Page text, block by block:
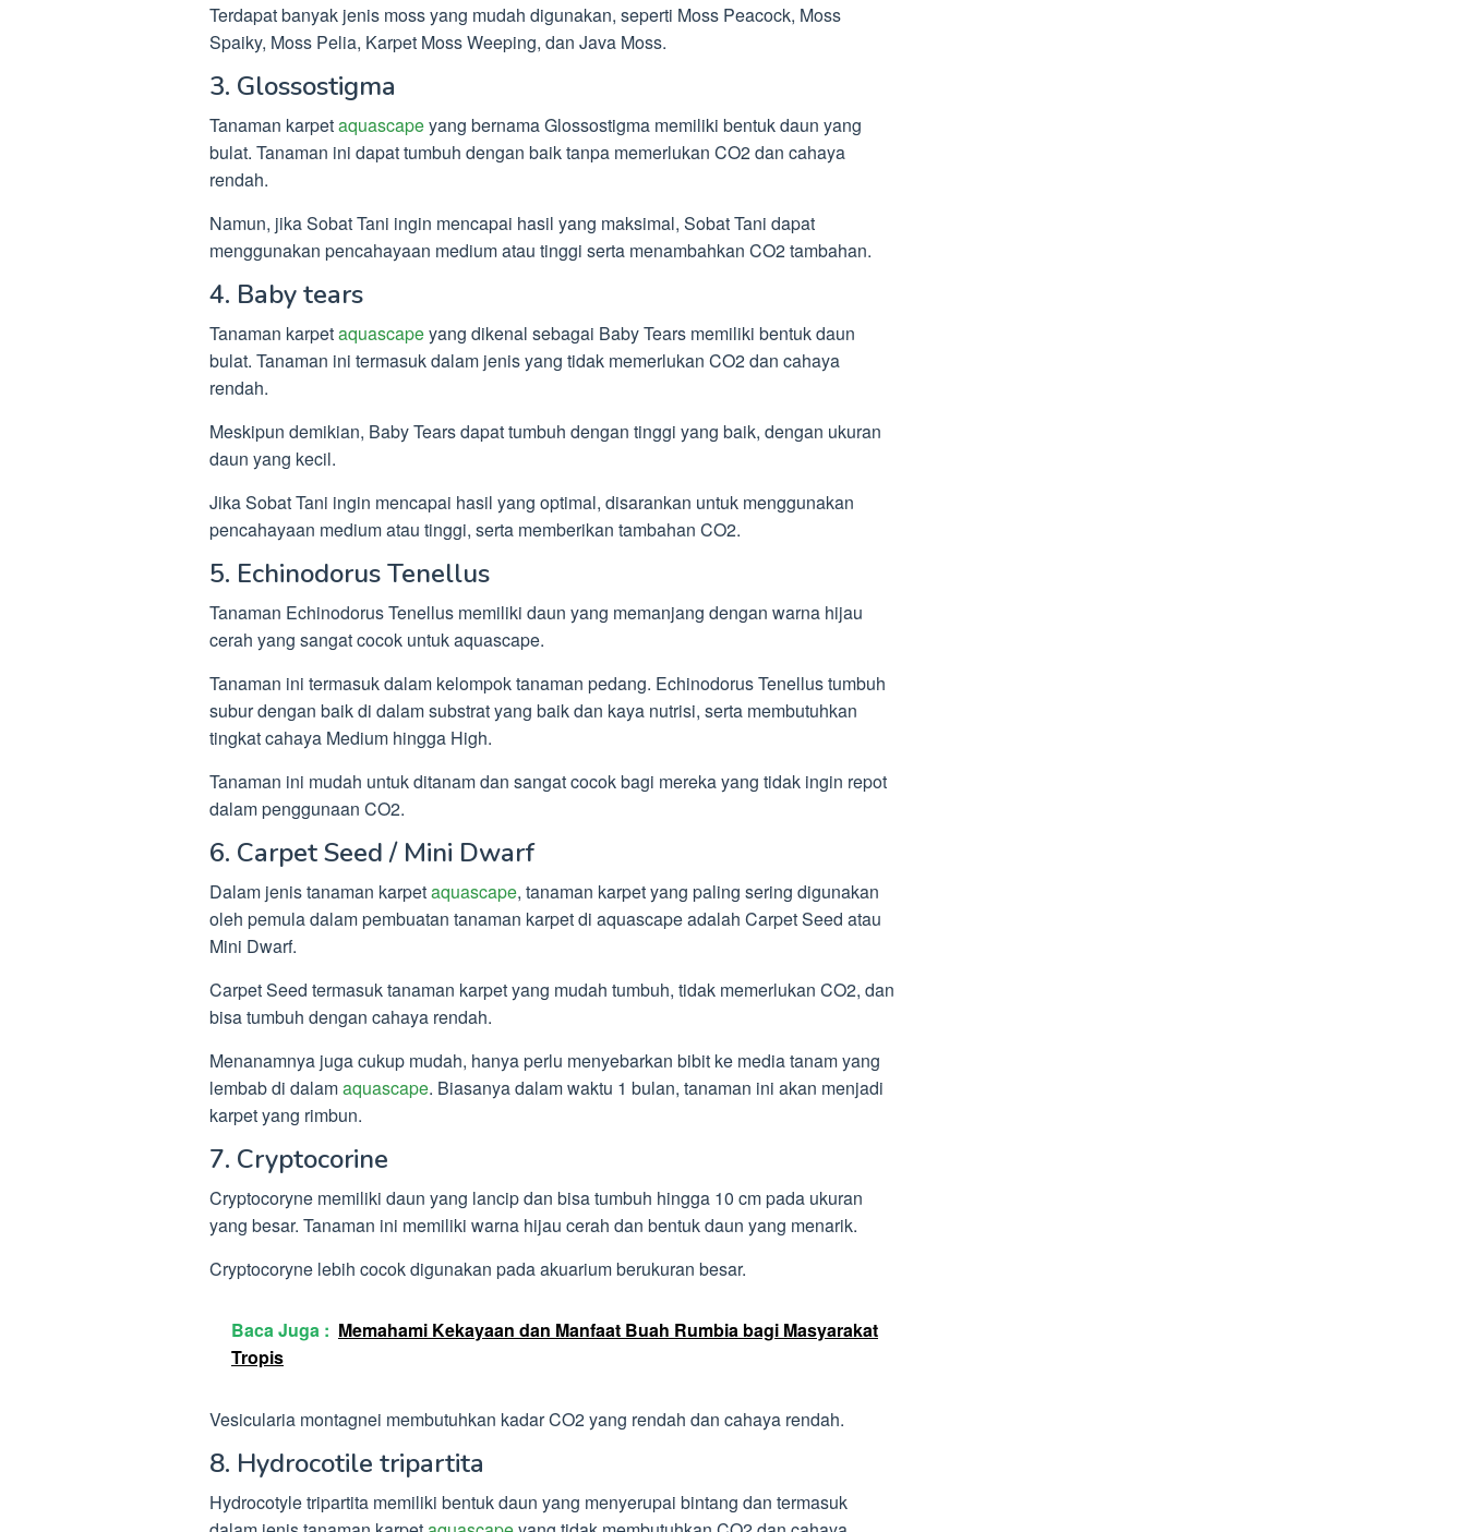
Terdapat banyak jenis moss yang mudah digunakan, seperti Moss Peacock, Moss
Spaiky, Moss Pelia, Karpet Moss Weeping, dan Java Moss.
3. Glossostigma
Tanaman karpetaquascapeyang bernama Glossostigma memiliki bentuk daun yang
bulat. Tanaman ini dapat tumbuh dengan baik tanpa memerlukan CO2 dan cahaya
rendah.
Namun, jika Sobat Tani ingin mencapai hasil yang maksimal, Sobat Tani dapat
menggunakan pencahayaan medium atau tinggi serta menambahkan CO2 tambahan.
4. Baby tears
Tanaman karpetaquascapeyang dikenal sebagai Baby Tears memiliki bentuk daun
bulat. Tanaman ini termasuk dalam jenis yang tidak memerlukan CO2 dan cahaya
rendah.
Meskipun demikian, Baby Tears dapat tumbuh dengan tinggi yang baik, dengan ukuran
daun yang kecil.
Jika Sobat Tani ingin mencapai hasil yang optimal, disarankan untuk menggunakan
pencahayaan medium atau tinggi, serta memberikan tambahan CO2.
5. Echinodorus Tenellus
Tanaman Echinodorus Tenellus memiliki daun yang memanjang dengan warna hijau
cerah yang sangat cocok untuk aquascape.
Tanaman ini termasuk dalam kelompok tanaman pedang. Echinodorus Tenellus tumbuh
subur dengan baik di dalam substrat yang baik dan kaya nutrisi, serta membutuhkan
tingkat cahaya Medium hingga High.
Tanaman ini mudah untuk ditanam dan sangat cocok bagi mereka yang tidak ingin repot
dalam penggunaan CO2.
6. Carpet Seed / Mini Dwarf
Dalam jenis tanaman karpetaquascape, tanaman karpet yang paling sering digunakan
oleh pemula dalam pembuatan tanaman karpet di aquascape adalah Carpet Seed atau
Mini Dwarf.
Carpet Seed termasuk tanaman karpet yang mudah tumbuh, tidak memerlukan CO2, dan
bisa tumbuh dengan cahaya rendah.
Menanamnya juga cukup mudah, hanya perlu menyebarkan bibit ke media tanam yang
lembab di dalamaquascape. Biasanya dalam waktu 1 bulan, tanaman ini akan menjadi
karpet yang rimbun.
7. Cryptocorine
Cryptocoryne memiliki daun yang lancip dan bisa tumbuh hingga 10 cm pada ukuran
yang besar. Tanaman ini memiliki warna hijau cerah dan bentuk daun yang menarik.
Cryptocoryne lebih cocok digunakan pada akuarium berukuran besar.
Baca Juga : Memahami Kekayaan dan Manfaat Buah Rumbia bagi Masyarakat
Tropis
Vesicularia montagnei membutuhkan kadar CO2 yang rendah dan cahaya rendah.
8. Hydrocotile tripartita
Hydrocotyle tripartita memiliki bentuk daun yang menyerupai bintang dan termasuk